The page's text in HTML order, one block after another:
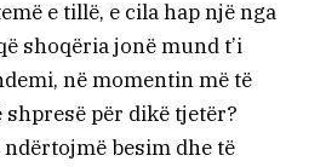
e tillë, e cila hap një nga
shoqëria jonë mund t’i
në momentin më të
për dikë tjetër?
besim dhe të